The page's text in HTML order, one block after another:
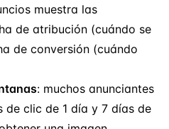
muestra las
de atribución (cuándo se
de conversión (cuándo
: muchos anunciantes
de clic de 1 día y 7 días de